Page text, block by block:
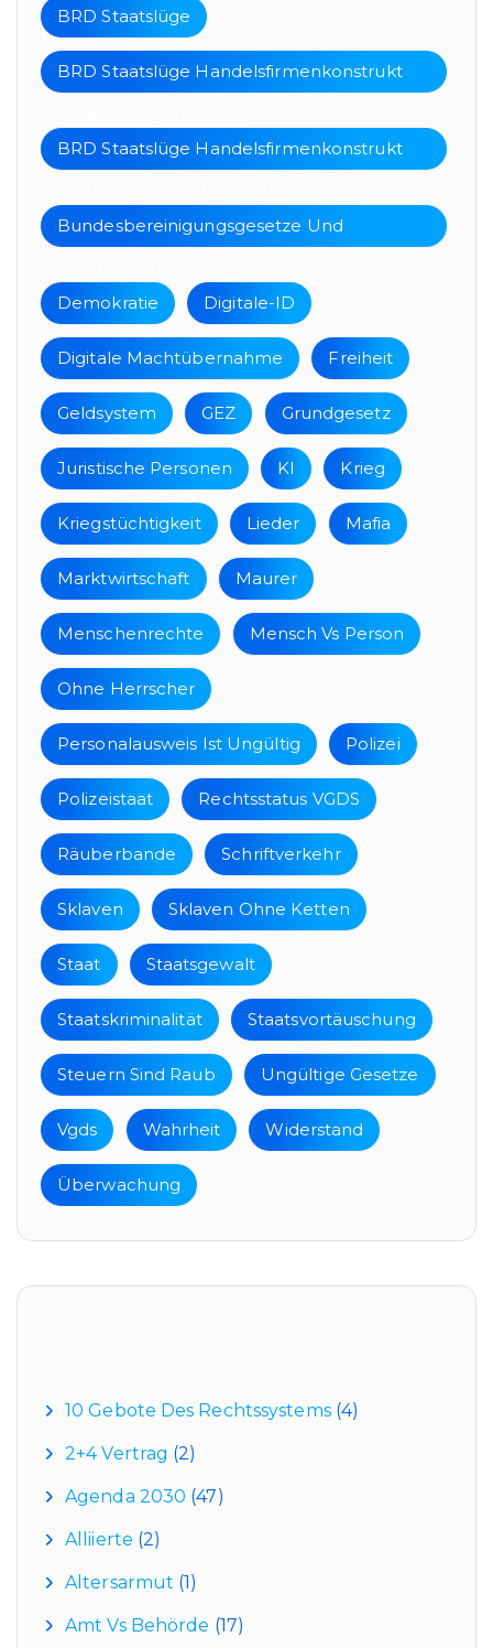
BRD Staatslüge
BRD Staatslüge Handelsfirmenkonstrukt
BRD Staatslüge Handelsfirmenkonstrukt
Bundesbereinigungsgesetze Und
Demokratie
Digitale-ID
Digitale Machtübernahme Freiheit
Geldsystem GEZ Grundgesetz
Juristische Personen KI Krieg
Kriegstüchtigkeit Lieder Mafia
Marktwirtschaft Maurer
Menschenrechte Mensch Vs Person
Ohne Herrscher
Personalausweis Ist Ungültig Polizei
Polizeistaat Rechtsstatus VGDS
Räuberbande Schriftverkehr
Sklaven Sklaven Ohne Ketten
Staat Staatsgewalt
Staatskriminalität Staatsvortäuschung
Steuern Sind Raub Ungültige Gesetze
Vgds Wahrheit Widerstand
Überwachung
10 Gebote Des Rechtssystems(4)
2+4 Vertrag (2)
Agenda 2030 (47)
Alliierte (2)
Altersarmut (1)
Amt Vs Behörde (17)